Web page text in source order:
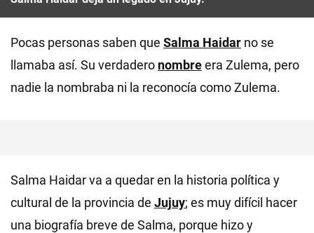
Pocas personas saben que Salma Haidar no se
llamaba así. Su verdadero nombreera Zulema, pero
nadie la nombraba ni la reconocía como Zulema.
Salma Haidar va a quedar en la historia política y
cultural de la provincia de Jujuy; es muy difícil hacer
una biografía breve de Salma, porque hizo y